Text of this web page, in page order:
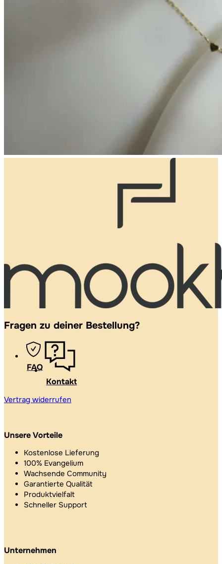
Fragen zu deiner Bestellung?
FAQ
Kontakt
Vertrag widerrufen
Unsere Vorteile
Kostenlose Lieferung
100% Evangelium
Wachsende Community
Garantierte Qualität
Produktvielfalt
Schneller Support
Unternehmen